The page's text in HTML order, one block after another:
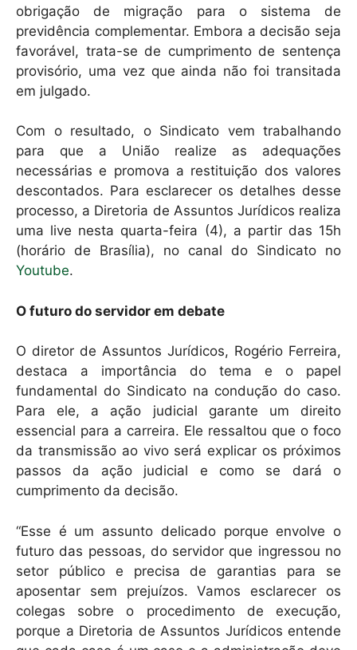
obrigação de migração para o sistema de
previdência complementar. Embora a decisão seja
favorável, trata-se de cumprimento de sentença
provisório, uma vez que ainda não foi transitada
em julgado.
Com o resultado, o Sindicato vem trabalhando
para que a União realize as adequações
necessárias e promova a restituição dos valores
descontados. Para esclarecer os detalhes desse
processo, a Diretoria de Assuntos Jurídicos realiza
uma live nesta quarta-feira (4), a partir das 15h
(horário de Brasília), no canal do Sindicato no
Youtube.
O futuro do servidor em debate
O diretor de Assuntos Jurídicos, Rogério Ferreira,
destaca a importância do tema e o papel
fundamental do Sindicato na condução do caso.
Para ele, a ação judicial garante um direito
essencial para a carreira. Ele ressaltou que o foco
da transmissão ao vivo será explicar os próximos
passos da ação judicial e como se dará o
cumprimento da decisão.
“Esse é um assunto delicado porque envolve o
futuro das pessoas, do servidor que ingressou no
setor público e precisa de garantias para se
aposentar sem prejuízos. Vamos esclarecer os
colegas sobre o procedimento de execução,
porque a Diretoria de Assuntos Jurídicos entende